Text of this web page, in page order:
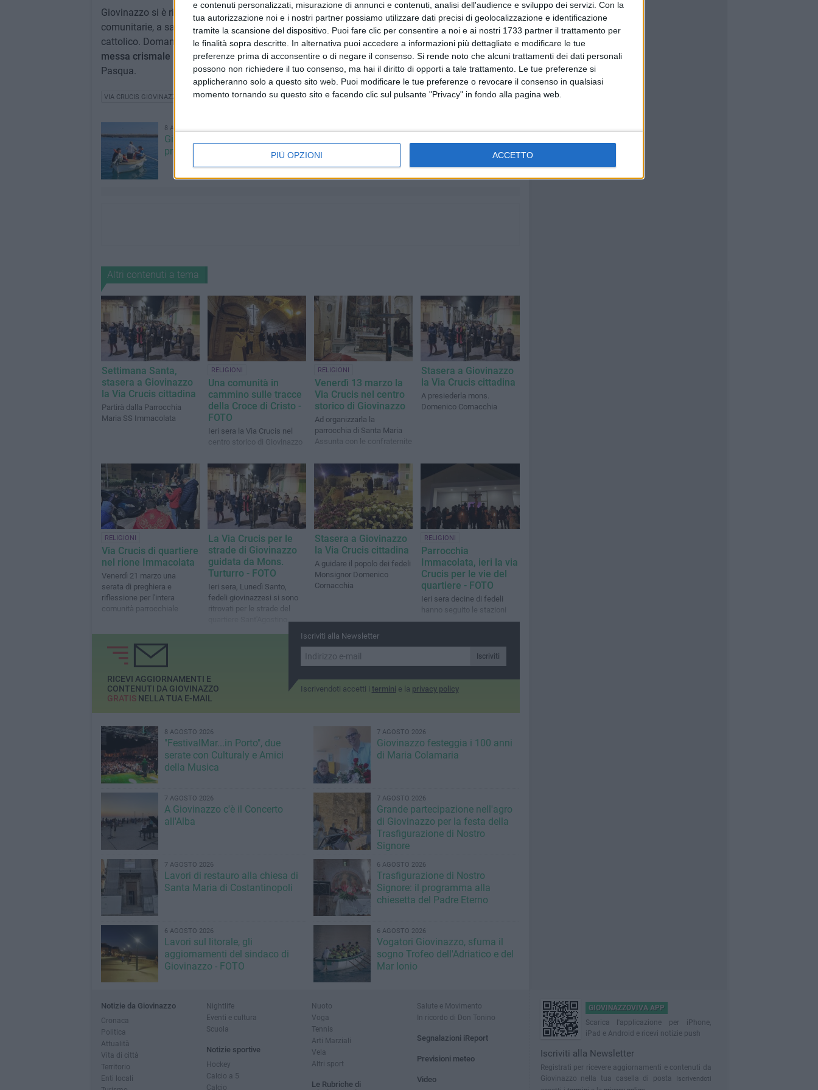
e contenuti personalizzati, misurazione di annunci e contenuti, analisi dell'audience e sviluppo dei servizi. Con la
tua autorizzazione noi e i nostri partner possiamo utilizzare dati precisi di geolocalizzazione e identificazione
tramite la scansione del dispositivo. Puoi fare clic per consentire a noi e ai nostri 1733 partner il trattamento per
le finalità sopra descritte. In alternativa puoi accedere a informazioni più dettagliate e modificare le tue
preferenze prima di acconsentire o di negare il consenso. Si rende noto che alcuni trattamenti dei dati personali
possono non richiedere il tuo consenso, ma hai il diritto di opporti a tale trattamento. Le tue preferenze si
applicheranno solo a questo sito web. Puoi modificare le tue preferenze o revocare il consenso in qualsiasi
momento tornando su questo sito e facendo clic sul pulsante "Privacy" in fondo alla pagina web.
PIÙ OPZIONI ACCETTO
Giovinazzo si è ritrovata così in una chiesa di un quartiere popolare, fulcro di tantissime attività
comunitarie, a sancire l'inizio della Settimana Santa, liturgicamente centrale nel calendario
cattolico. Domani, mercoledì 16 aprile, per il clero ci sarà un altro appuntamento importante, la
messa crismale
nella Cattedrale di Molfetta. Poi inizierà l'intensissimo Triduo che porterà alla
Pasqua.
VIA CRUCIS GIOVINAZZO
8 AGOSTO 2026
Giovinazzo Estate 2026: il
programma di sabato 8 agosto
c'è la Sagra del Panino della
Altri contenuti a tema
Settimana Santa,
stasera a Giovinazzo
la Via Crucis cittadina
Partirà dalla Parrocchia
Maria SS Immacolata
RELIGIONI
Una comunità in
cammino sulle tracce
della Croce di Cristo -
FOTO
Ieri sera la Via Crucis nel
centro storico di Giovinazzo
RELIGIONI
Venerdì 13 marzo la
Via Crucis nel centro
storico di Giovinazzo
Ad organizzarla la
parrocchia di Santa Maria
Assunta con le confraternite
Stasera a Giovinazzo
la Via Crucis cittadina
A presiederla mons.
Domenico Cornacchia
RELIGIONI
Via Crucis di quartiere
nel rione Immacolata
Venerdì 21 marzo una
serata di preghiera e
riflessione per l'intera
comunità parrocchiale
La Via Crucis per le
strade di Giovinazzo
guidata da Mons.
Turturro - FOTO
Ieri sera, Lunedì Santo,
fedeli giovinazzesi si sono
ritrovati per le strade del
Stasera a Giovinazzo
la Via Crucis cittadina
A guidare il popolo dei fedeli
Monsignor Domenico
Cornacchia
RELIGIONI
Parrocchia
Immacolata, ieri la via
Crucis per le vie del
quartiere - FOTO
Ieri sera decine di fedeli
hanno seguito le stazioni
Iscriviti alla Newsletter
Iscriviti
Iscrivendoti accetti i termini e la privacy policy
RICEVI AGGIORNAMENTI E
CONTENUTI DA GIOVINAZZO
GRATISNELLA TUA E-MAIL
8 AGOSTO 2026
"FestivalMar...in Porto", due
serate con Culturaly e Amici
della Musica
7 AGOSTO 2026
Giovinazzo festeggia i 100 anni
di Maria Colamaria
7 AGOSTO 2026
A Giovinazzo c'è il Concerto
all'Alba
7 AGOSTO 2026
Grande partecipazione nell'agro
di Giovinazzo per la festa della
Trasfigurazione di Nostro
Signore
7 AGOSTO 2026
Lavori di restauro alla chiesa di
Santa Maria di Costantinopoli
6 AGOSTO 2026
Trasfigurazione di Nostro
Signore: il programma alla
chiesetta del Padre Eterno
6 AGOSTO 2026
Lavori sul litorale, gli
aggiornamenti del sindaco di
Giovinazzo - FOTO
6 AGOSTO 2026
Vogatori Giovinazzo, sfuma il
sogno Trofeo dell'Adriatico e del
Mar Ionio
Notizie da Giovinazzo
Cronaca
Politica
Attualità
Vita di città
Territorio
Enti locali
Nightlife
Eventi e cultura
Scuola
Notizie sportive
Hockey
Calcio a 5
Calcio
Nuoto
Voga
Tennis
Arti Marziali
Vela
Altri sport
Le Rubriche di
Salute e Movimento
In ricordo di Don Tonino
Segnalazioni iReport
Previsioni meteo
Video
GIOVINAZZOVIVA APP
Scarica l'applicazione per iPhone,
iPad e Android e ricevi notizie push
Iscriviti alla Newsletter
Registrati per ricevere aggiornamenti e contenuti da
Giovinazzo nella tua casella di posta
Iscrivendoti